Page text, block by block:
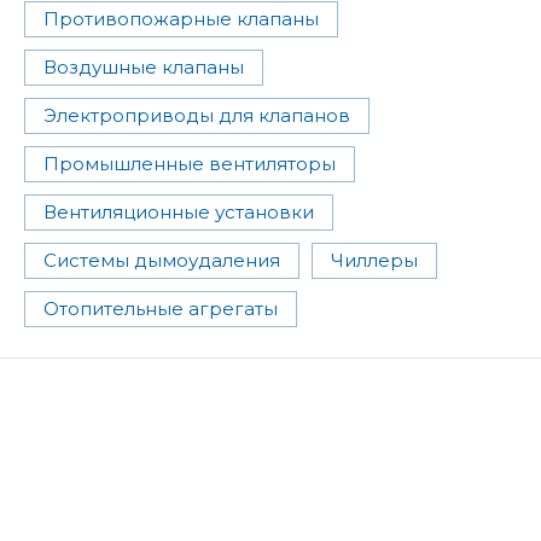
Противопожарные клапаны
Воздушные клапаны
Электроприводы для клапанов
Промышленные вентиляторы
Вентиляционные установки
Системы дымоудаления Чиллеры
Отопительные агрегаты